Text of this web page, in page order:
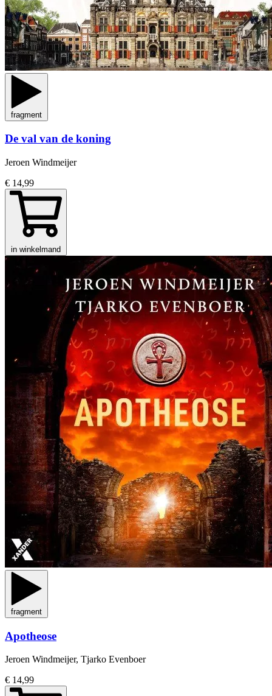
fragment
De val van de koning
Jeroen Windmeijer
€ 14,99
in winkelmand
fragment
Apotheose
Jeroen Windmeijer, Tjarko Evenboer
€ 14,99